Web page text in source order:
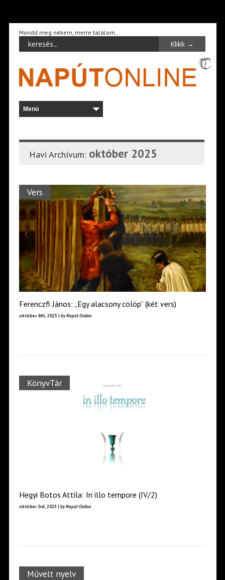
Mondd meg nékem, merre találom…
Havi Archívum: október 2025
Vers
Ferenczfi János: „Egy alacsony cölöp” (két vers)
október 4th, 2025 | by Napút Online
KönyvTár
Hegyi Botos Attila: In illo tempore (IV/2)
október 3rd, 2025 | by Napút Online
Művelt nyelv